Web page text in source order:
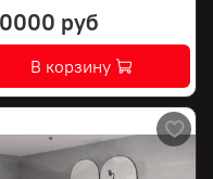
руб
В корзину